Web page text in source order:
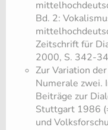
Bd. 2:
Zeitschrift für
2000, S. 342-
​Zur Variation
Numerale zwei.
Beiträge zur
Stuttgart 1986
und